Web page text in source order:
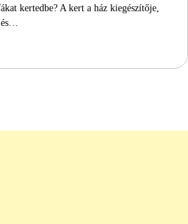
kertedbe? A kert a ház kiegészítője,